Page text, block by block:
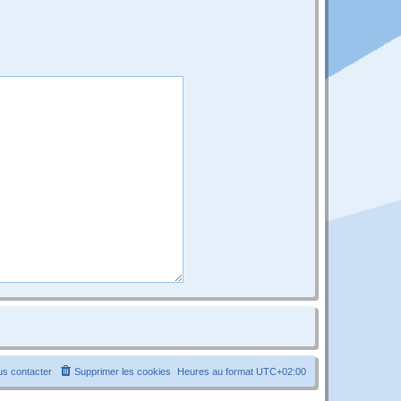
Heures au format UTC+02:00
Supprimer les cookies
contacter